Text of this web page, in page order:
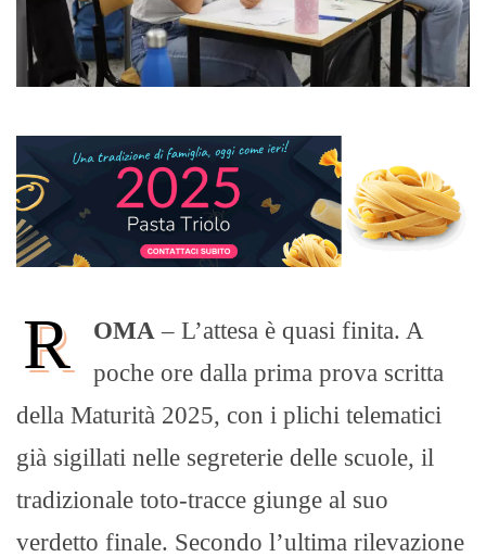
R OMA – L’attesa è quasi finita. A
poche ore dalla prima prova scritta
della Maturità 2025, con i plichi telematici
già sigillati nelle segreterie delle scuole, il
tradizionale toto-tracce giunge al suo
verdetto finale. Secondo l’ultima rilevazione